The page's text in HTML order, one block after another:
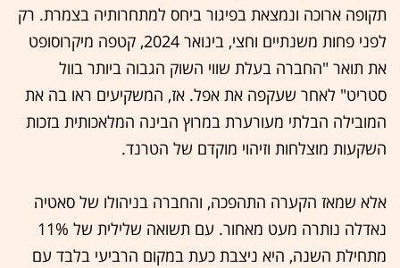
תקופה ארוכה ונמצאת בפיגור ביחס למתחרותיה בצמרת. רק
לפני פחות משנתיים וחצי, בינואר 2024, קטפה מיקרוסופט
את תואר "החברה בעלת שווי השוק הגבוה ביותר בוול
סטריט" לאחר שעקפה את אפל. אז, המשקיעים ראו בה את
המובילה הבלתי מעורערת במרוץ הבינה המלאכותית בזכות
השקעות מוצלחות וזיהוי מוקדם של הטרנד.
אלא שמאז הקערה התהפכה, והחברה בניהולו של סאטיה
נאדלה נותרה מעט מאחור. עם תשואה שלילית של 11%
מתחילת השנה, היא ניצבת כעת במקום הרביעי בלבד עם